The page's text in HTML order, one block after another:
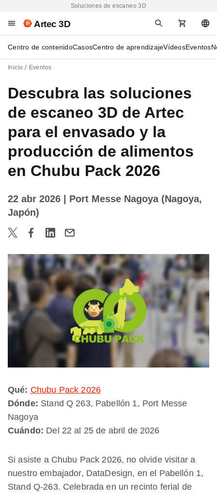
Soluciones de escaneo 3D
Artec 3D
Centro de contenidoCasosCentro de aprendizajeVídeosEventos
Inicio Eventos
Descubra las soluciones
de escaneo 3D de Artec
para el envasado y la
producción de alimentos
en Chubu Pack 2026
22 abr 2026
| Port Messe Nagoya (Nagoya,
Japón)
Qué: Chubu Pack 2026
Dónde: Stand Q 263, Pabellón 1, Port Messe
Nagoya
Cuándo: Del 22 al 25 de abril de 2026
Si asiste a Chubu Pack 2026, no olvide visitar a
nuestro embajador, DataDesign, en el Pabellón 1,
Stand Q-263. Celebrada en un recinto ferial de